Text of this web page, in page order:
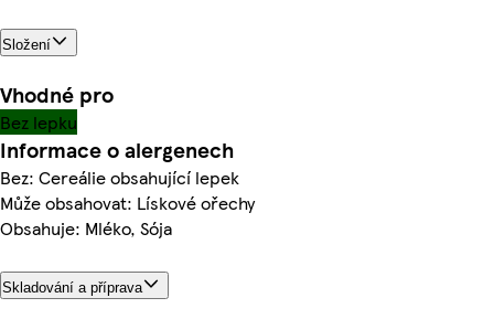
Složení
Vhodné pro
Bez lepku
Informace o alergenech
Bez: Cereálie obsahující lepek
Může obsahovat: Lískové ořechy
Obsahuje: Mléko, Sója
Skladování a příprava